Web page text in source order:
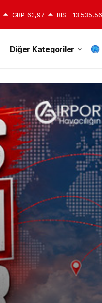
GBP 63,97 BIST 13.535,56
Diğer Kategoriler